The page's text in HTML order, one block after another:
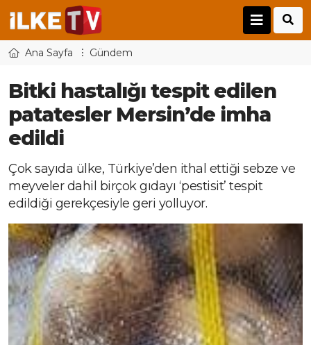
Ana Sayfa Gündem
Bitki hastalığı tespit edilen
patatesler Mersin’de imha
edildi
Çok sayıda ülke, Türkiye’den ithal ettiği sebze ve
meyveler dahil birçok gıdayı ‘pestisit’ tespit
edildiği gerekçesiyle geri yolluyor.